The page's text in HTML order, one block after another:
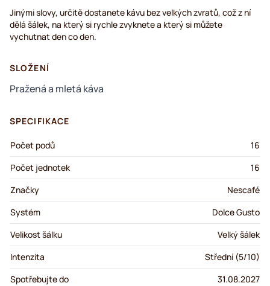
Jinými slovy, určitě dostanete kávu bez velkých zvratů, což z ní
dělá šálek, na který si rychle zvyknete a který si můžete
vychutnat den co den.
SLOŽENÍ
Pražená a mletá káva
SPECIFIKACE
Počet podů
16
Počet jednotek
16
Značky
Nescafé
Systém
Dolce Gusto
Velikost šálku
Velký šálek
Intenzita
Střední (5/10)
Spotřebujte do
31.08.2027